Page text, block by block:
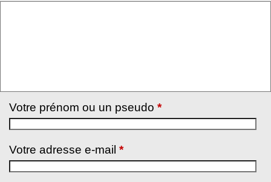
Votre prénom ou un pseudo *
Votre adresse e-mail *